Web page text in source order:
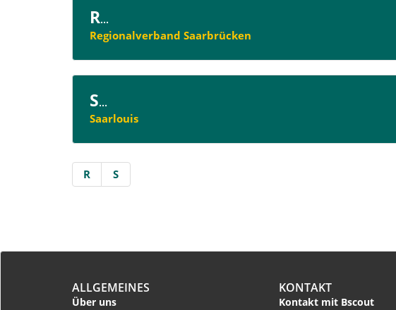
R...
Regionalverband Saarbrücken
S...
Saarlouis
R S
ALLGEMEINES
Über uns
KONTAKT
Kontakt mit Bscout